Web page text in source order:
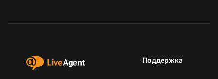
Поддержка